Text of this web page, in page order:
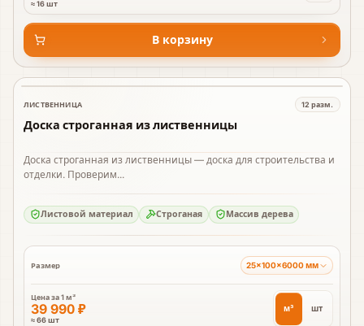
≈ 16 шт
В корзину
В наличии
ЛИСТВЕННИЦА 12 разм.
Доска строганная из лиственницы
Доска строганная из лиственницы — доска для строительства и
отделки. Проверим...
Листовой материал Строганая Массив дерева
Размер 25×100×6000 мм
Цена за1 м³
39 990 ₽
≈ 66 шт
м³ шт